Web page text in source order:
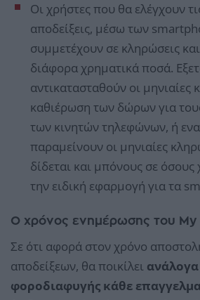
Οι χρήστες που θα ελέγχουν
αποδείξεις, μέσω των
συμμετέχουν σε κληρώσεις
διάφορα χρηματικά ποσά.
αντικατασταθούν οι μηνιαίες
καθιέρωση των δώρων για
των κινητών τηλεφώνων, ή
παραμείνουν οι μηνιαίες
δίδεται και μπόνους σε
την ειδική εφαρμογή για τα
Ο χρόνος ενημέρωσης του My
Σε ότι αφορά στον χρόνο
αποδείξεων, θα ποικίλει
φοροδιαφυγής κάθε